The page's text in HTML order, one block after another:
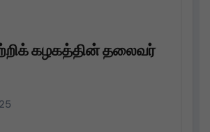
வெற்றிக் கழகத்தின் தலைவர்
அவர்களின்